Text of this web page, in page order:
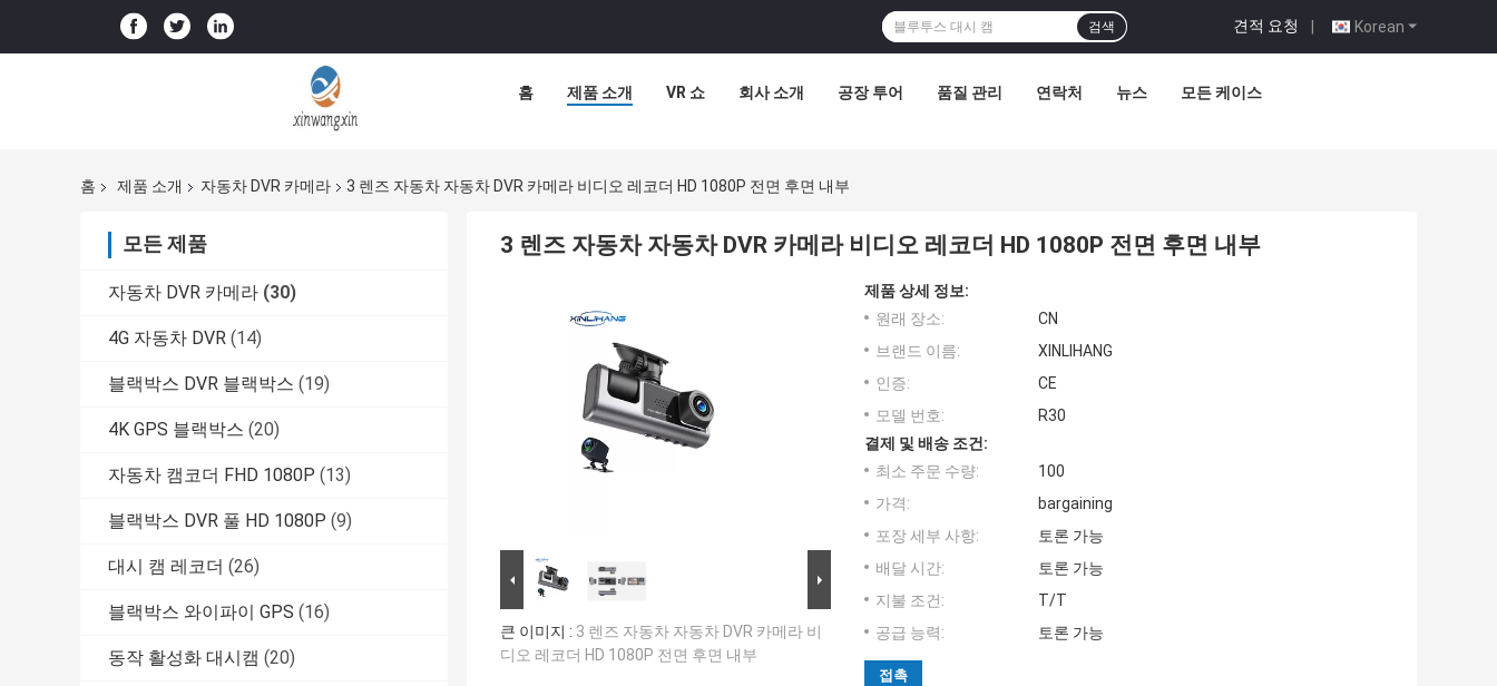
Korean
견적 요청 |
검색
홈 제품 소개 VR 쇼 회사 소개 공장 투어 품질 관리 연락처 뉴스 모든 케이스
홈 제품 소개 자동차 DVR 카메라 3 렌즈 자동차 자동차 DVR 카메라 비디오 레코더 HD 1080P 전면 후면 내부
모든 제품
자동차 DVR 카메라 (30)
4G 자동차 DVR (14)
블랙박스 DVR 블랙박스 (19)
4K GPS 블랙박스 (20)
자동차 캠코더 FHD 1080P (13)
블랙박스 DVR 풀 HD 1080P (9)
대시 캠 레코더 (26)
블랙박스 와이파이 GPS (16)
동작 활성화 대시캠 (20)
3 렌즈 자동차 자동차 DVR 카메라 비디오 레코더 HD 1080P 전면 후면 내부
큰 이미지 : 3 렌즈 자동차 자동차 DVR 카메라 비
디오 레코더 HD 1080P 전면 후면 내부
제품 상세 정보:
원래 장소:
CN
브랜드 이름:
XINLIHANG
인증:
CE
모델 번호:
R30
결제 및 배송 조건:
최소 주문 수량:
100
가격:
bargaining
포장 세부 사항:
토론 가능
배달 시간:
토론 가능
지불 조건:
T/T
공급 능력:
토론 가능
접촉